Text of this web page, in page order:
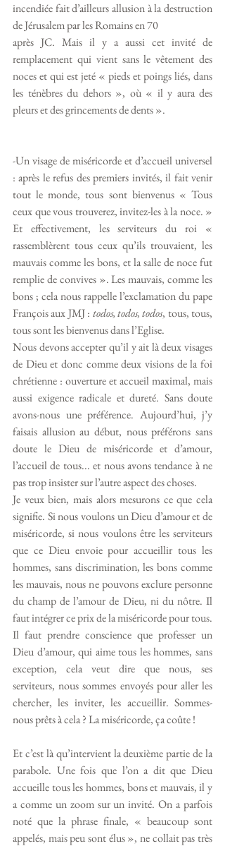
incendiée fait d’ailleurs allusion à la destruction
de Jérusalem par les Romains en 70
après JC. Mais il y a aussi cet invité de
remplacement qui vient sans le vêtement des
noces et qui est jeté « pieds et poings liés, dans
les ténèbres du dehors », où « il y aura des
pleurs et des grincements de dents ».
-Un visage de miséricorde et d’accueil universel
: après le refus des premiers invités, il fait venir
tout le monde, tous sont bienvenus « Tous
ceux que vous trouverez, invitez-les à la noce. »
Et effectivement, les serviteurs du roi «
rassemblèrent tous ceux qu’ils trouvaient, les
mauvais comme les bons, et la salle de noce fut
remplie de convives ». Les mauvais, comme les
bons ; cela nous rappelle l’exclamation du pape
François aux JMJ : todos, todos, todos, tous, tous,
tous sont les bienvenus dans l’Eglise.
Nous devons accepter qu’il y ait là deux visages
de Dieu et donc comme deux visions de la foi
chrétienne : ouverture et accueil maximal, mais
aussi exigence radicale et dureté. Sans doute
avons-nous une préférence. Aujourd’hui, j’y
faisais allusion au début, nous préférons sans
doute le Dieu de miséricorde et d’amour,
l’accueil de tous... et nous avons tendance à ne
pas trop insister sur l’autre aspect des choses.
Je veux bien, mais alors mesurons ce que cela
signifie. Si nous voulons un Dieu d’amour et de
miséricorde, si nous voulons être les serviteurs
que ce Dieu envoie pour accueillir tous les
hommes, sans discrimination, les bons comme
les mauvais, nous ne pouvons exclure personne
du champ de l’amour de Dieu, ni du nôtre. Il
faut intégrer ce prix de la miséricorde pour tous.
Il faut prendre conscience que professer un
Dieu d’amour, qui aime tous les hommes, sans
exception, cela veut dire que nous, ses
serviteurs, nous sommes envoyés pour aller les
chercher, les inviter, les accueillir. Sommes-
nous prêts à cela ? La miséricorde, ça coûte !
Et c’est là qu’intervient la deuxième partie de la
parabole. Une fois que l’on a dit que Dieu
accueille tous les hommes, bons et mauvais, il y
a comme un zoom sur un invité. On a parfois
noté que la phrase finale, « beaucoup sont
appelés, mais peu sont élus », ne collait pas très